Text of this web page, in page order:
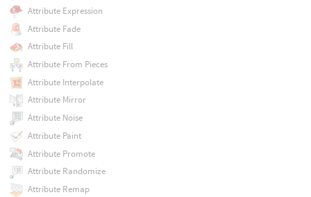
Attribute Expression
Attribute Fade
Attribute Fill
Attribute From Pieces
Attribute Interpolate
Attribute Mirror
Attribute Noise
Attribute Paint
Attribute Promote
Attribute Randomize
Attribute Remap